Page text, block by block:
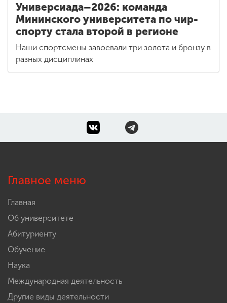
Универсиада–2026: команда
Мининского университета по чир-
спорту стала второй в регионе
Наши спортсмены завоевали три золота и бронзу в
разных дисциплинах
Главное меню
Главная
Об университете
Абитуриенту
Обучение
Наука
Международная деятельность
Другие виды деятельности